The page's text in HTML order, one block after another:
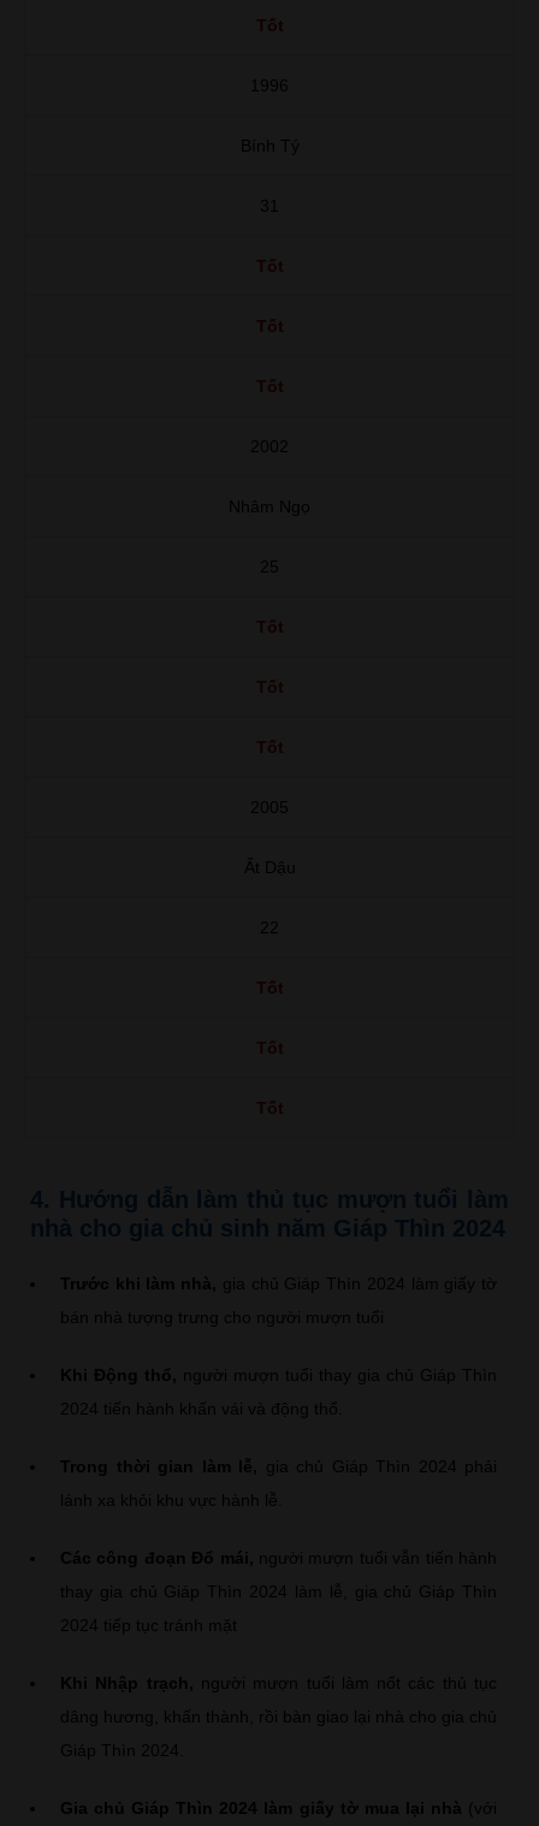
Tốt
1996
Bính Tý
31
Tốt
Tốt
Tốt
2002
Nhâm Ngọ
25
Tốt
Tốt
Tốt
2005
Ất Dậu
22
Tốt
Tốt
Tốt
4. Hướng dẫn làm thủ tục mượn tuổi làm
nhà cho gia chủ sinh năm Giáp Thìn 2024
Trước khi làm nhà, gia chủ Giáp Thìn 2024 làm giấy tờ
bán nhà tượng trưng cho người mượn tuổi
Khi Động thổ, người mượn tuổi thay gia chủ Giáp Thìn
2024 tiến hành khấn vái và động thổ.
Trong thời gian làm lễ, gia chủ Giáp Thìn 2024 phải
lánh xa khỏi khu vực hành lễ.
Các công đoạn Đổ mái, người mượn tuổi vẫn tiến hành
thay gia chủ Giáp Thìn 2024 làm lễ, gia chủ Giáp Thìn
2024 tiếp tục tránh mặt
Khi Nhập trạch, người mượn tuổi làm nốt các thủ tục
dâng hương, khấn thành, rồi bàn giao lại nhà cho gia chủ
Giáp Thìn 2024.
Gia chủ Giáp Thìn 2024 làm giấy tờ mua lại nhà (với